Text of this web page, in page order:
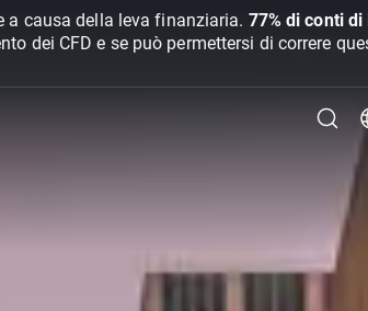
a causa della leva finanziaria. 77% di conti
dei CFD e se può permettersi di correre